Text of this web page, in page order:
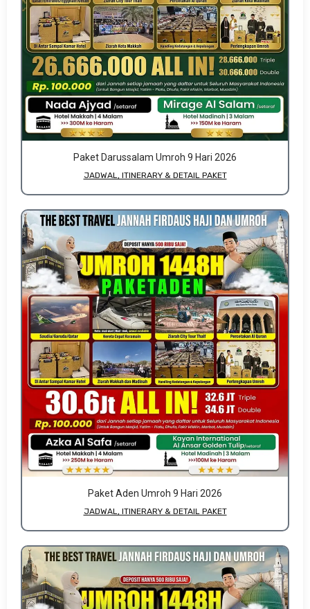
Paket Darussalam Umroh 9 Hari 2026
JADWAL, ITINERARY & DETAIL PAKET
Paket Aden Umroh 9 Hari 2026
JADWAL, ITINERARY & DETAIL PAKET